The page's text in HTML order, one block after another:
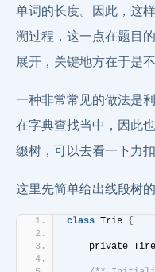
单词的长度。因此，这
溯过程，这一点在题目
展开，关键地方在于是
一种非常常见的做法是
在字典查找当中，因此
缀树，可以去看一下力扣
这里先简单给出线段树的
class Trie {
private